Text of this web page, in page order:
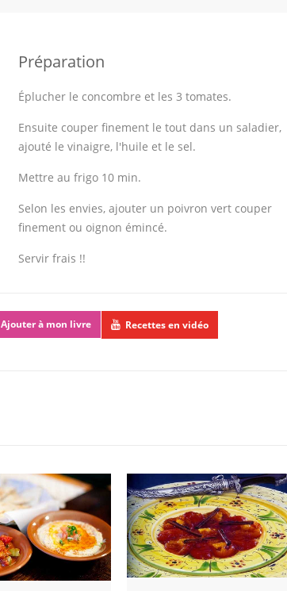
Préparation
Éplucher le concombre et les 3 tomates.
Ensuite couper finement le tout dans un saladier,
ajouté le vinaigre, l'huile et le sel.
Mettre au frigo 10 min.
Selon les envies, ajouter un poivron vert couper
finement ou oignon émincé.
Servir frais !!
Ajouter à mon livre Recettes en vidéo